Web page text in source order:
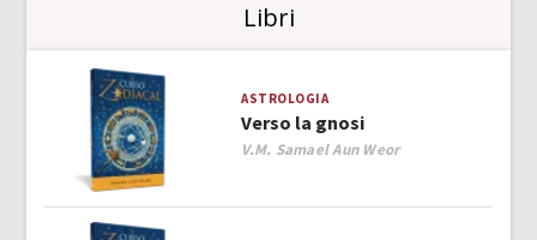
Libri
ASTROLOGIA
Verso la gnosi
Author
V.M. Samael Aun Weor